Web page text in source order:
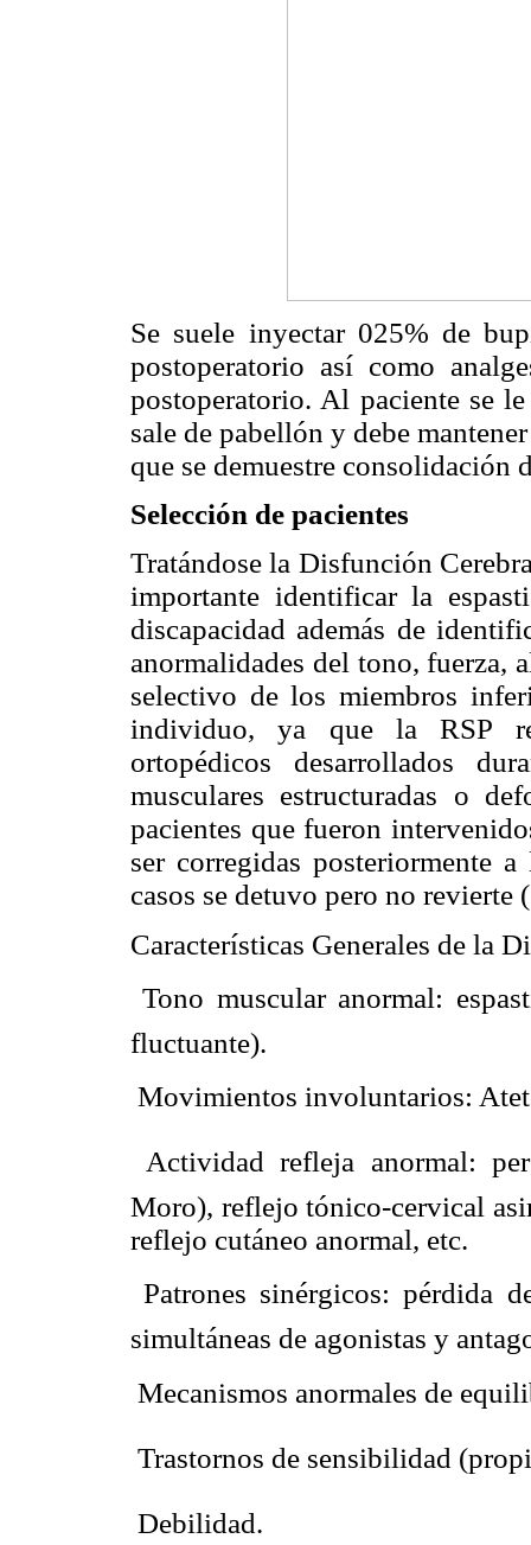
Se suele inyectar 025% de
postoperatorio así como
postoperatorio. Al paciente se
sale de pabellón y debe
que se demuestre consolidación
Selección de pacientes
Tratándose la Disfunción
importante identificar la
discapacidad además de
anormalidades del tono, fuerza,
selectivo de los miembros
individuo, ya que la RSP
ortopédicos desarrollados
musculares estructuradas o
pacientes que fueron
ser corregidas posteriormente
casos se detuvo pero no revierte
Características Generales de la
 Tono muscular anormal:
fluctuante).
 Movimientos involuntarios:
 Actividad refleja anormal:
Moro), reflejo tónico-cervical
reflejo cutáneo anormal, etc.
 Patrones sinérgicos:
simultáneas de agonistas y
 Mecanismos anormales de
 Trastornos de sensibilidad
 Debilidad.